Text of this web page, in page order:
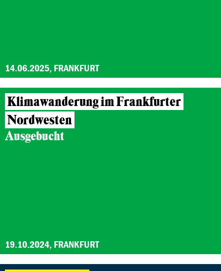
14.06.2025, FRANKFURT
Klimawanderung im Frankfurter
Nordwesten
Ausgebucht
19.10.2024, FRANKFURT